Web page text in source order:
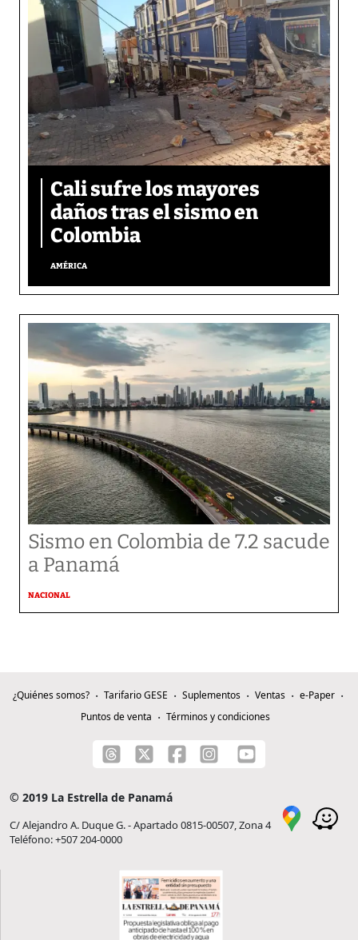
Cali sufre los mayores
daños tras el sismo en
Colombia
AMÉRICA
Sismo en Colombia de 7.2 sacude
a Panamá
NACIONAL
¿Quiénes somos? Tarifario GESE Suplementos Ventas
e-Paper
Puntos de venta
Términos y condiciones
© 2019 La Estrella de Panamá
C/ Alejandro A. Duque G. - Apartado 0815-00507, Zona 4
Teléfono: +507 204-0000